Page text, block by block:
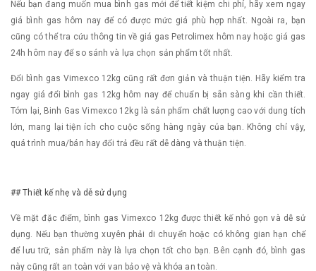
Nếu bạn đang muốn mua bình gas mới để tiết kiệm chi phí, hãy xem ngay
giá bình gas hôm nay để có được mức giá phù hợp nhất. Ngoài ra, bạn
cũng có thể tra cứu thông tin về giá gas Petrolimex hôm nay hoặc giá gas
24h hôm nay để so sánh và lựa chọn sản phẩm tốt nhất.
Đổi bình gas Vimexco 12kg cũng rất đơn giản và thuận tiện. Hãy kiểm tra
ngay giá đổi bình gas 12kg hôm nay để chuẩn bị sẵn sàng khi cần thiết.
Tóm lại, Binh Gas Vimexco 12kg là sản phẩm chất lượng cao với dung tích
lớn, mang lại tiện ích cho cuộc sống hàng ngày của bạn. Không chỉ vậy,
quá trình mua/bán hay đổi trả đều rất dễ dàng và thuận tiện.
## Thiết kế nhẹ và dễ sử dụng
Về mặt đặc điểm, bình gas Vimexco 12kg được thiết kế nhỏ gọn và dễ sử
dụng. Nếu bạn thường xuyên phải di chuyển hoặc có không gian hạn chế
để lưu trữ, sản phẩm này là lựa chọn tốt cho bạn. Bên cạnh đó, bình gas
này cũng rất an toàn với van bảo vệ và khóa an toàn.